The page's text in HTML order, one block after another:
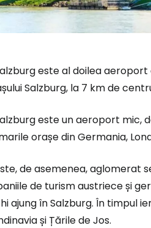
este al doilea
Salzburg, la 7 km de
este un aeroport mic,
orașe din Germania,
de asemenea, aglomerat
de turism austriece și
ajung în Salzburg. În timpul
și Țările de Jos.
... comunitatea